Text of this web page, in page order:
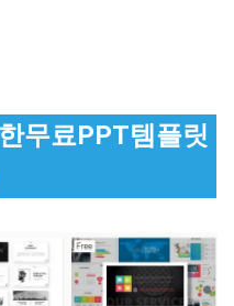
무료PPT템플릿